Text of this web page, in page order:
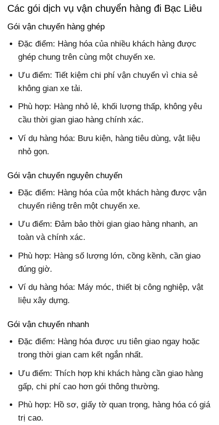
Các gói dịch vụ vận chuyển hàng đi Bạc Liêu
Gói vận chuyển hàng ghép
Đặc điểm: Hàng hóa của nhiều khách hàng được
ghép chung trên cùng một chuyến xe.
Ưu điểm: Tiết kiệm chi phí vận chuyển vì chia sẻ
không gian xe tải.
Phù hợp: Hàng nhỏ lẻ, khối lượng thấp, không yêu
cầu thời gian giao hàng chính xác.
Ví dụ hàng hóa: Bưu kiện, hàng tiêu dùng, vật liệu
nhỏ gọn.
Gói vận chuyển nguyên chuyến
Đặc điểm: Hàng hóa của một khách hàng được vận
chuyển riêng trên một chuyến xe.
Ưu điểm: Đảm bảo thời gian giao hàng nhanh, an
toàn và chính xác.
Phù hợp: Hàng số lượng lớn, cồng kềnh, cần giao
đúng giờ.
Ví dụ hàng hóa: Máy móc, thiết bị công nghiệp, vật
liệu xây dựng.
Gói vận chuyển nhanh
Đặc điểm: Hàng hóa được ưu tiên giao ngay hoặc
trong thời gian cam kết ngắn nhất.
Ưu điểm: Thích hợp khi khách hàng cần giao hàng
gấp, chi phí cao hơn gói thông thường.
Phù hợp: Hồ sơ, giấy tờ quan trọng, hàng hóa có giá
trị cao.